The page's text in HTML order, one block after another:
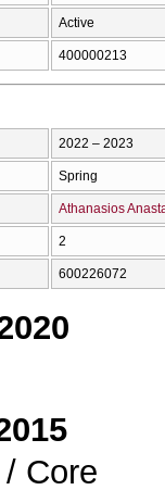
Active
400000213
2022 – 2023
Spring
Athanasios
2
600226072
Core